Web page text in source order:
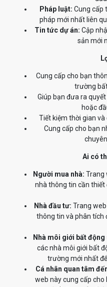
Pháp luật: Cung cấp
pháp mới nhất liên
Tin tức dự án: Cập
sản mới
Cung cấp cho bạn
trường
Giúp bạn đưa ra
hoặc
Tiết kiệm thời gian
Cung cấp cho bạn
Ai có
Người mua nhà: Trang
nhà thông tin cần thiết
Nhà đầu tư: Trang
thông tin và phân tích
Nhà môi giới bất động
các nhà môi giới bất
trường mới nhất
Cá nhân quan tâm
web này cung cấp